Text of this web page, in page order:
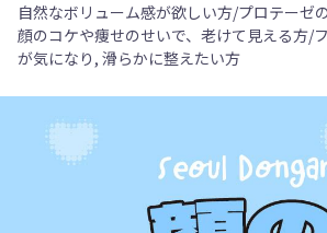
自然なボリューム感が欲しい方/プロテーゼ
顔のコケや痩せのせいで、老けて見える方/
が気になり, 滑らかに整えたい方